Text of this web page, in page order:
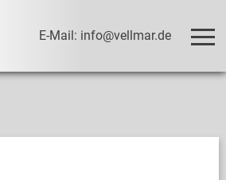
E-Mail: info@vellmar.de